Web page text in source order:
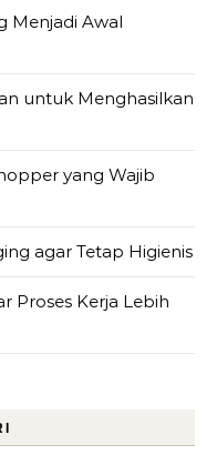
Menjadi Awal
untuk Menghasilkan
yang Wajib
agar Tetap Higienis
Proses Kerja Lebih